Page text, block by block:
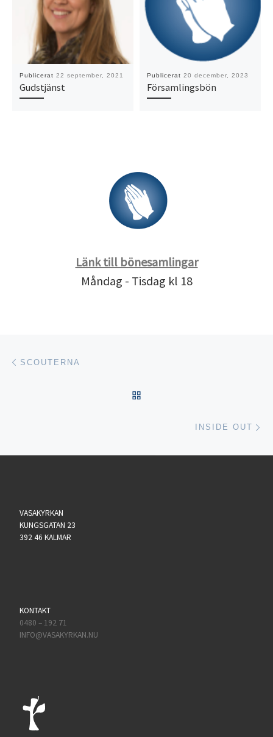
Publicerat 22 september, 2021
Gudstjänst
Publicerat 20 december, 2023
Församlingsbön
Länk till bönesamlingar
Måndag - Tisdag kl 18
Inläggsnavigering
SCOUTERNA
INSIDE OUT
VASAKYRKAN
KUNGSGATAN 23
392 46 KALMAR
KONTAKT
0480 – 192 71
INFO@VASAKYRKAN.NU